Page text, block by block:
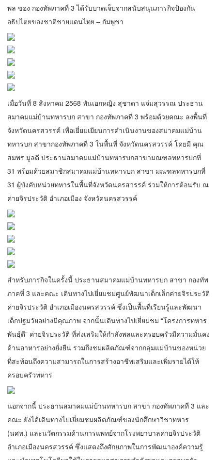
พล ของ กองทัพภาคที่ 3 ได้รับบาดเจ็บจากสนับสนุนภารกิจป้องกัน
อธิปไตยของชาติชายแดนไทย – กัมพูชา
เมื่อวันที่ 8 สิงหาคม 2568 พันเอกหญิง สุชาดา แจ่มสุวรรณ ประธาน
สมาคมแม่บ้านทหารบก สาขา กองทัพภาคที่ 3 พร้อมด้วยคณะ ลงพื้นที่
จังหวัดนครสวรรค์ เพื่อเยี่ยมเยียนการดำเนินงานของสมาคมแม่บ้าน
ทหารบก สาขากองทัพภาคที่ 3 ในพื้นที่ จังหวัดนครสวรรค์ โดยมี คุณ
สมพร มูลดี ประธานสมาคมแม่บ้านทหารบกสาขามณฑลทหารบกที่
31 พร้อมด้วยสมาชิกสมาคมแม่บ้านทหารบก สาขา มณฑลทหารบกที่
31 ผู้บังคับหน่วยทหารในพื้นที่จังหวัดนครสวรรค์ ร่วมให้การต้อนรับ ณ
ค่ายจิรประวัติ อำเภอเมือง จังหวัดนครสวรรค์
สำหรับภารกิจในครั้งนี้ ประธานสมาคมแม่บ้านทหารบก สาขา กองทัพ
ภาคที่ 3 และคณะ เดินทางไปเยี่ยมชมศูนย์พัฒนาเด็กเล็กค่ายจิรประวัติ
ค่ายจิรประวัติ อำเภอเมืองนครสวรรค์ ซึ่งเป็นพื้นที่เรียนรู้และพัฒนา
เด็กปฐมวัยอย่างมีคุณภาพ จากนั้นเดินทางไปเยี่ยมชม “โครงการทหาร
พันธุ์ดี” ค่ายจิรประวัติ ที่ส่งเสริมให้กำลังพลและครอบครัวมีความมั่นคง
ด้านอาหารอย่างยั่งยืน รวมถึงชมผลิตภัณฑ์จากกลุ่มแม่บ้านของหน่วย
ที่สะท้อนถึงความสามารถในการสร้างอาชีพเสริมและเพิ่มรายได้ให้
ครอบครัวทหาร
นอกจากนี้ ประธานสมาคมแม่บ้านทหารบก สาขา กองทัพภาคที่ 3 และ
คณะ ยังได้เดินทางไปเยี่ยมชมผลิตภัณฑ์ของนักศึกษาวิชาทหาร
(นศท.) และนวัตกรรมด้านการแพทย์จากโรงพยาบาลค่ายจิรประวัติ
อำเภอเมืองนครสวรรค์ ซึ่งแสดงถึงศักยภาพในการพัฒนาองค์ความรู้